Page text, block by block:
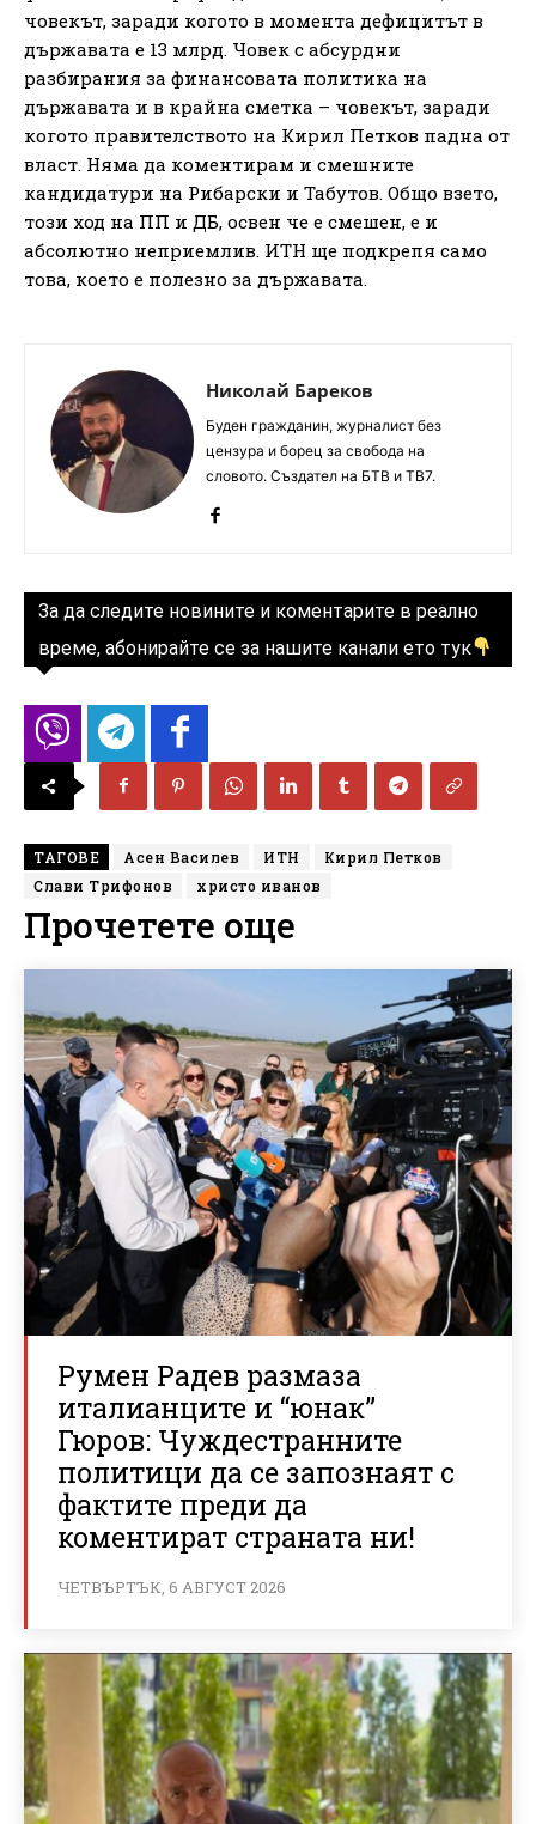
човекът, заради когото в момента дефицитът в
държавата е 13 млрд. Човек с абсурдни
разбирания за финансовата политика на
държавата и в крайна сметка – човекът, заради
когото правителството на Кирил Петков падна от
власт. Няма да коментирам и смешните
кандидатури на Рибарски и Табутов. Общо взето,
този ход на ПП и ДБ, освен че е смешен, е и
абсолютно неприемлив. ИТН ще подкрепя само
това, което е полезно за държавата.
Николай Бареков
Буден гражданин, журналист без
цензура и борец за свобода на
словото. Създател на БТВ и ТВ7.
За да следите новините и коментарите в реално
време, абонирайте се за нашите канали ето тук
ТАГОВЕ Асен Василев ИТН
Кирил Петков
Слави Трифонов
христо иванов
Прочетете още
Румен Радев размаза
италианците и “юнак”
Гюров: Чуждестранните
политици да се запознаят с
фактите преди да
коментират страната ни!
ЧЕТВЪРТЪК, 6 АВГУСТ 2026